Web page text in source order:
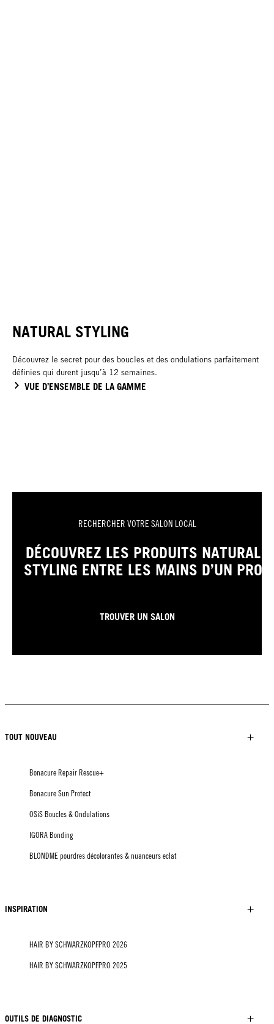
NATURAL STYLING
Découvrez le secret pour des boucles et des ondulations parfaitement
définies qui durent jusqu’à 12 semaines.
VUE D’ENSEMBLE DE LA GAMME
RECHERCHER VOTRE SALON LOCAL
DÉCOUVREZ LES PRODUITS NATURAL
STYLING ENTRE LES MAINS D’UN PRO
TROUVER UN SALON
TOUT NOUVEAU
Bonacure Repair Rescue+
Bonacure Sun Protect
OSiS Boucles & Ondulations
IGORA Bonding
BLONDME pourdres décolorantes & nuanceurs eclat
INSPIRATION
HAIR BY SCHWARZKOPFPRO 2026
HAIR BY SCHWARZKOPFPRO 2025
OUTILS DE DIAGNOSTIC